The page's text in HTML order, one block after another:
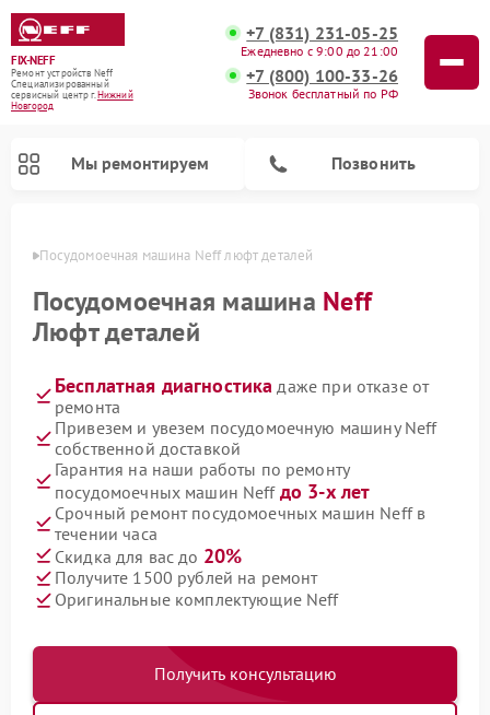
FIX-NEFF
Ремонт устройств Neff
Специализированный
cервисный центр г.Нижний
Новгород
+7 (831) 231-05-25
Ежедневно с 9:00 до 21:00
+7 (800) 100-33-26
Звонок бесплатный по РФ
Мы ремонтируем Позвонить
Посудомоечная машина Neff люфт деталей
Посудомоечная машина Neff
Люфт деталей
Бесплатная диагностика даже при отказе от
ремонта
Привезем и увезем посудомоечную машину Neff
собственной доставкой
Гарантия на наши работы по ремонту
посудомоечных машин Neff до 3-х лет
Срочный ремонт посудомоечных машин Neff в
течении часа
Скидка для вас до 20%
Получите 1500 рублей на ремонт
Оригинальные комплектующие Neff
Получить консультацию